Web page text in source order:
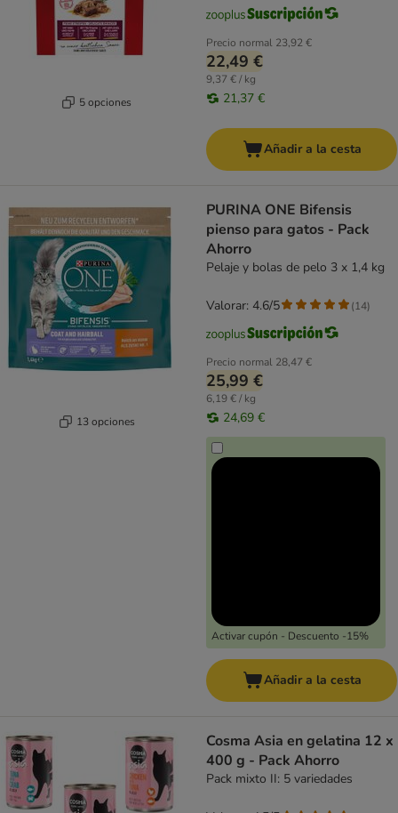
5 opciones
Precio normal 23,92 €
22,49 €
9,37 € / kg
21,37 €
Añadir a la cesta
13 opciones
PURINA ONE Bifensis
pienso para gatos - Pack
Ahorro
Pelaje y bolas de pelo 3 x 1,4 kg
Precio normal 28,47 €
25,99 €
6,19 € / kg
24,69 €
Activar cupón - Descuento -15%
Valorar: 4.6/5 (14)
Añadir a la cesta
Cosma Asia en gelatina 12 x
400 g - Pack Ahorro
Pack mixto II: 5 variedades